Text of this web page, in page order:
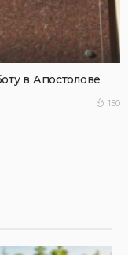
в Апостолове
150